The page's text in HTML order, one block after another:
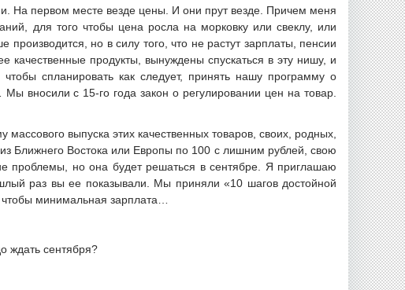
На первом месте везде цены. И они прут везде. Причем меня
для того чтобы цена росла на морковку или свеклу, или
но в силу того, что не растут зарплаты, пенсии
качественные продукты, вынуждены спускаться в эту нишу, и
спланировать как следует, принять нашу программу о
вносили с 15-го года закон о регулировании цен на товар.
выпуска этих качественных товаров, своих, родных,
Ближнего Востока или Европы по 100 с лишним рублей, свою
проблемы, но она будет решаться в сентябре. Я приглашаю
раз вы ее показывали. Мы приняли «10 шагов достойной
минимальная зарплата…
ждать сентября?